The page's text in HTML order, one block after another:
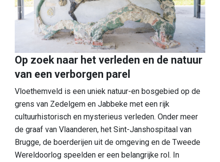
Boek Verborgen Parel
Praktische info
Speelzone
Honden
Eten & drinken
Slapen
Bezienswaardigheden in de regio
Op zoek naar het verleden en de natuur
van een verborgen parel
Vloethemveld is een uniek natuur-en bosgebied op de
grens van Zedelgem en Jabbeke met een rijk
cultuurhistorisch en mysterieus verleden. Onder meer
de graaf van Vlaanderen, het Sint-Janshospitaal van
Brugge, de boerderijen uit de omgeving en de Tweede
Wereldoorlog speelden er een belangrijke rol. In